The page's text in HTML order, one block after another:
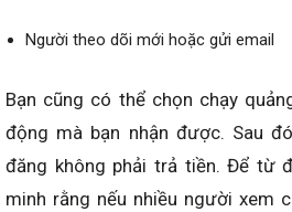
Người theo dõi mới hoặc gửi email
Bạn cũng có thể chọn chạy
động mà bạn nhận được. Sau
đăng không phải trả tiền. Để từ
minh rằng nếu nhiều người xem